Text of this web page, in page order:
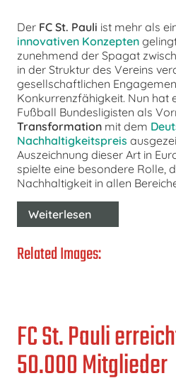
Der FC St. Pauli ist mehr als
innovativen Konzepten
zunehmend der Spagat
in der Struktur des Vereins
gesellschaftlichen
Konkurrenzfähigkeit. Nun hat
Fußball Bundesligisten als
Transformation mit dem
Nachhaltigkeitspreis
Auszeichnung dieser Art in
spielte eine besondere Rolle,
Nachhaltigkeit in allen
Weiterlesen
Related Images:
FC St. Pauli
50.000 Mitglieder